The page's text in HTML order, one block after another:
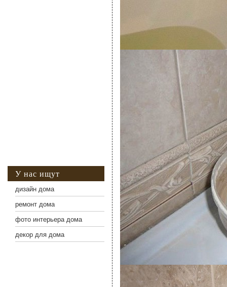
У нас ищут
дизайн дома
ремонт дома
фото интерьера дома
декор для дома